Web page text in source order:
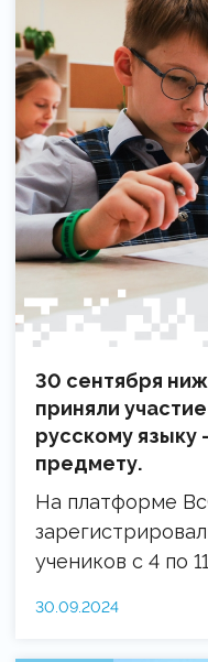
30 сентября
приняли
русскому языку
предмету.
На платформе
учеников с 4 по
30.09.2024